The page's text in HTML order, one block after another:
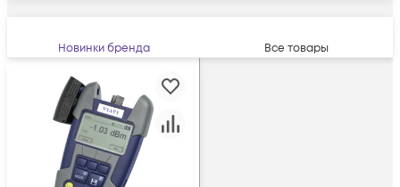
Новинки бренда Все товары